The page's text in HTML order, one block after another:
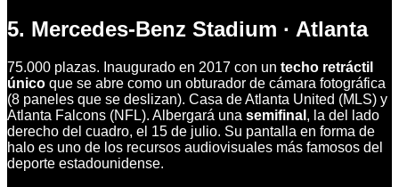
5. Mercedes-Benz Stadium · Atlanta
75.000 plazas. Inaugurado en 2017 con un techo retráctil
único que se abre como un obturador de cámara fotográfica
(8 paneles que se deslizan). Casa de Atlanta United (MLS) y
Atlanta Falcons (NFL). Albergará una semifinal , la del lado
derecho del cuadro, el 15 de julio. Su pantalla en forma de
halo es uno de los recursos audiovisuales más famosos del
deporte estadounidense.